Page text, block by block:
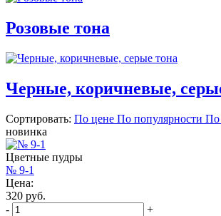
Розовые тона
Черные, коричневые,
Сортировать: По цене По популярности По
новинка
Цветные пудры
№ 9-1
Цена:
320 руб.
-
+